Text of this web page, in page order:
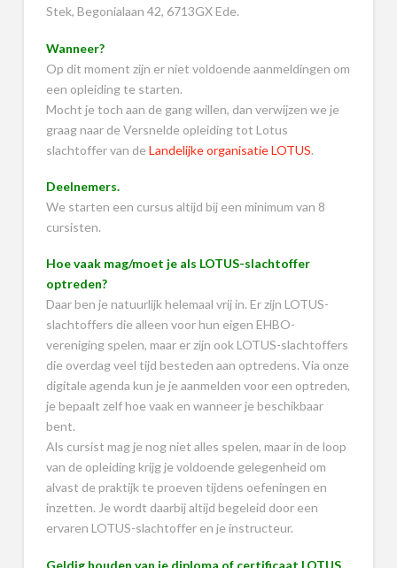
Stek, Begonialaan 42, 6713GX Ede.
Wanneer?
Op dit moment zijn er niet voldoende aanmeldingen om
een opleiding te starten.
Mocht je toch aan de gang willen, dan verwijzen we je
graag naar de Versnelde opleiding tot Lotus
slachtoffer van de Landelijke organisatie LOTUS.
Deelnemers.
We starten een cursus altijd bij een minimum van 8
cursisten.
Hoe vaak mag/moet je als LOTUS-slachtoffer
optreden?
Daar ben je natuurlijk helemaal vrij in. Er zijn LOTUS-
slachtoffers die alleen voor hun eigen EHBO-
vereniging spelen, maar er zijn ook LOTUS-slachtoffers
die overdag veel tijd besteden aan optredens. Via onze
digitale agenda kun je je aanmelden voor een optreden,
je bepaalt zelf hoe vaak en wanneer je beschikbaar
bent.
Als cursist mag je nog niet alles spelen, maar in de loop
van de opleiding krijg je voldoende gelegenheid om
alvast de praktijk te proeven tijdens oefeningen en
inzetten. Je wordt daarbij altijd begeleid door een
ervaren LOTUS-slachtoffer en je instructeur.
Geldig houden van je diploma of certificaat LOTUS